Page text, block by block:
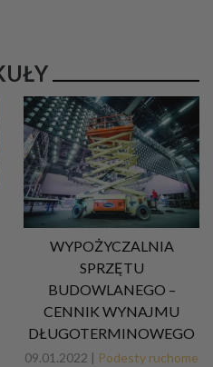
WYPOŻYCZALNIA
SPRZĘTU
BUDOWLANEGO –
CENNIK WYNAJMU
DŁUGOTERMINOWEGO
09.01.2022 |
Podesty ruchome